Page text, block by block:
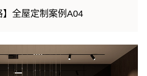
】全屋定制案例A04